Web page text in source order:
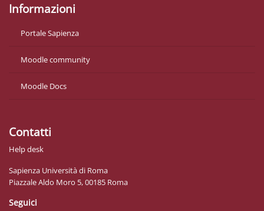
Informazioni
Portale Sapienza
Moodle community
Moodle Docs
Contatti
Help desk
Sapienza Università di Roma
Piazzale Aldo Moro 5, 00185 Roma
Seguici